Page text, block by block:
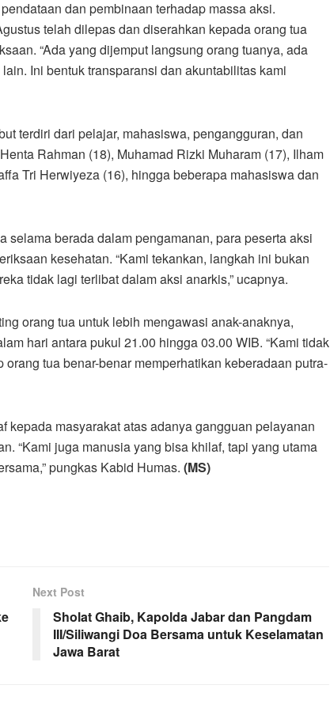
dan pembinaan terhadap massa aksi.
telah dilepas dan diserahkan kepada orang tua
“Ada yang dijemput langsung orang tuanya, ada
Ini bentuk transparansi dan akuntabilitas kami
terdiri dari pelajar, mahasiswa, pengangguran, dan
Rahman (18), Muhamad Rizki Muharam (17), Ilham
Tri Herwiyeza (16), hingga beberapa mahasiswa dan
berada dalam pengamanan, para peserta aksi
kesehatan. “Kami tekankan, langkah ini bukan
tidak lagi terlibat dalam aksi anarkis,” ucapnya.
orang tua untuk lebih mengawasi anak-anaknya,
hari antara pukul 21.00 hingga 03.00 WIB. “Kami tidak
tua benar-benar memperhatikan keberadaan putra-
kepada masyarakat atas adanya gangguan pelayanan
“Kami juga manusia yang bisa khilaf, tapi yang utama
pungkas Kabid Humas. (MS)
Next Post
Sholat Ghaib, Kapolda Jabar dan Pangdam
III/Siliwangi Doa Bersama untuk Keselamatan
Jawa Barat